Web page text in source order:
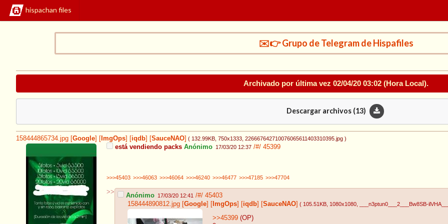
hispachan files
✉️👉 Grupo de Telegram de Hispafiles
Archivado por última vez 02/04/20 03:02 (Hora Local).
Descargar archivos (13)
158444865734.jpg Google ImgOps iqdb SauceNAO ( 132.99KB , 750x1333 , 226667642710076065611403310395.jpg )
está vendiendo packs Anónimo 17/03/20 12:37 /#/ 45399
>>>45403 >>>46063 >>>46064 >>>46240 >>>46477 >>>47185 >>>47704
>> Anónimo 17/03/20 12:41 /#/ 45403
158444890812.jpg [Google] [ ImgOps] [iqdb] [SauceNAO] ( 105.51KB , 1080x1080 , ___n3ptun0___2___Bw8SB-
>>45399 (OP)